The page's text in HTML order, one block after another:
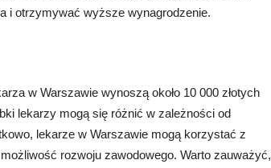
i otrzymywać wyższe wynagrodzenie.
w Warszawie wynoszą około 10 000 złotych
lekarzy mogą się różnić w zależności od
lekarze w Warszawie mogą korzystać z
rozwoju zawodowego. Warto zauważyć,